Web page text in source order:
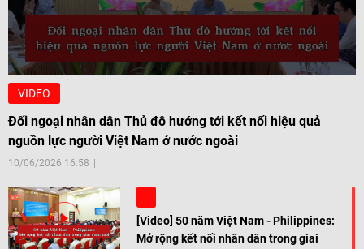
VIDEO
Đối ngoại nhân dân Thủ đô hướng tới kết nối hiệu quả
nguồn lực người Việt Nam ở nước ngoài
10/06/2026 16:58
[Video] 50 năm Việt Nam - Philippines:
Mở rộng kết nối nhân dân trong giai